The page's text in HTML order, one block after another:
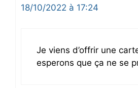
18/10/2022 à 17:24
Je viens d’offrir une
esperons que ça ne se